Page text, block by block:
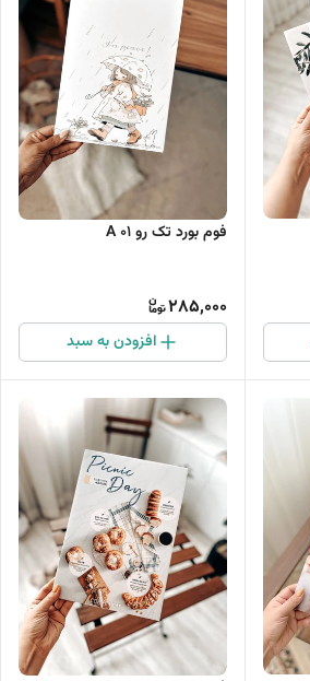
فوم بورد تک رو A 01
285,000
افزودن به سبد